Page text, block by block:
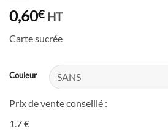
0,60€ HT
Carte sucrée
Couleur
Prix de vente conseillé :
1.7 €